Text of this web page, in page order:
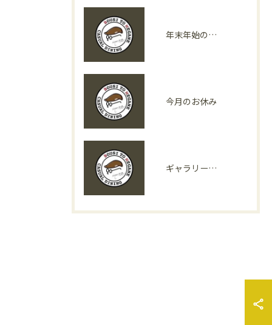
年末年始の営業日
今月のお休み
ギャラリーページに写真を追加しました！